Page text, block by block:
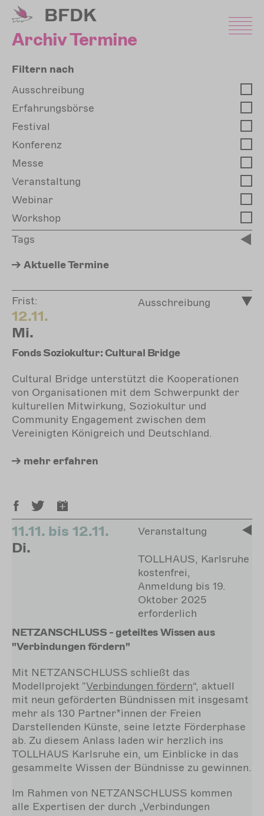
Direkt
zum
Inhalt
BFDK
Archiv Termine
Frist:
12.11.
Mi.
Ausschreibung
Fonds Soziokultur: Cultural Bridge
Cultural Bridge unterstützt die Kooperationen
von Organisationen mit dem Schwerpunkt der
kulturellen Mitwirkung, Soziokultur und
Community Engagement zwischen dem
Vereinigten Königreich und Deutschland.
mehr erfahren
11.11. bis 12.11.
Di.
Veranstaltung
TOLLHAUS, Karlsruhe
kostenfrei,
Anmeldung bis 19.
Oktober 2025
erforderlich
NETZANSCHLUSS - geteiltes Wissen aus
"Verbindungen fördern"
Mit NETZANSCHLUSS schließt das
Modellprojekt "Verbindungen fördern“, aktuell
mit neun geförderten Bündnissen mit insgesamt
mehr als 130 Partner*innen der Freien
Darstellenden Künste, seine letzte Förderphase
ab. Zu diesem Anlass laden wir herzlich ins
TOLLHAUS Karlsruhe ein, um Einblicke in das
gesammelte Wissen der Bündnisse zu gewinnen.
Im Rahmen von NETZANSCHLUSS kommen
alle Expertisen der durch „Verbindungen
Filtern nach
Ausschreibung
Erfahrungsbörse
Festival
Konferenz
Messe
Veranstaltung
Webinar
Workshop
Tags
AktuelleTermine